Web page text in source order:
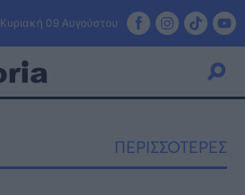
Κυριακή 09 Αυγούστου
ΠΕΡΙΣΣΟΤΕΡΕΣ